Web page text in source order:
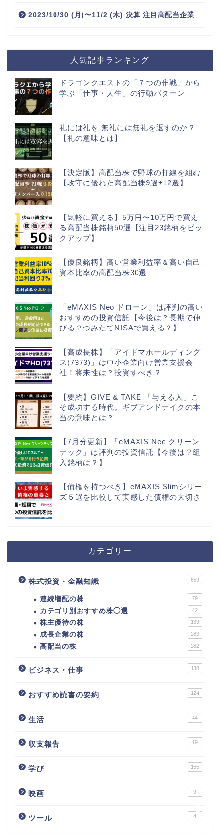
2023/10/30 (月)〜11/2 (木) 決算 注目高配当企業
人気記事ランキング
ドラゴンクエストの「７つの作戦」から
学ぶ「仕事・人生」の行動パターン
礼には礼を 無礼には無礼を返すのか？
【礼の意味とは】
【決定版】高配当株で野球の打線を組む
【攻守に優れた高配当株9選+12選】
【気軽に買える】5万円〜10万円で買え
る高配当株銘柄50選【注目23銘柄をピッ
クアップ】
【優良銘柄】高い営業利益率＆高い自己
資本比率の高配当株30選
「eMAXIS Neo ドローン」は評判の高い
おすすめの投資信託【今後は？長期で伸
びる？つみたてNISAで買える？】
【高成長株】「アイドマホールディング
ス(7373)」は中小企業向け営業支援会
社！将来性は？投資すべき？
【要約】GIVE & TAKE 「与える人」こ
そ成功する時代。ギブアンドテイクの本
当の意味とは？
【7月分更新】「eMAXIS Neo クリーン
テック」は評判の投資信託【今後は？組
入銘柄は？】
【債権を持つべき】eMAXIS Slimシリー
ズ５選を比較して実感した債権の大切さ
カテゴリー
株式投資・金融知識 659
連続増配の株 79
カテゴリ別おすすめ株◯選 42
株主優待の株 139
成長企業の株 283
高配当の株 282
ビジネス・仕事 138
おすすめ読書の要約 124
生活 44
収支報告 19
学び 155
映画 9
ツール 4